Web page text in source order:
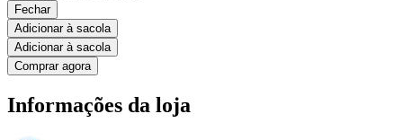
Fechar
Adicionar à sacola
Adicionar à sacola
Comprar agora
Informações da loja